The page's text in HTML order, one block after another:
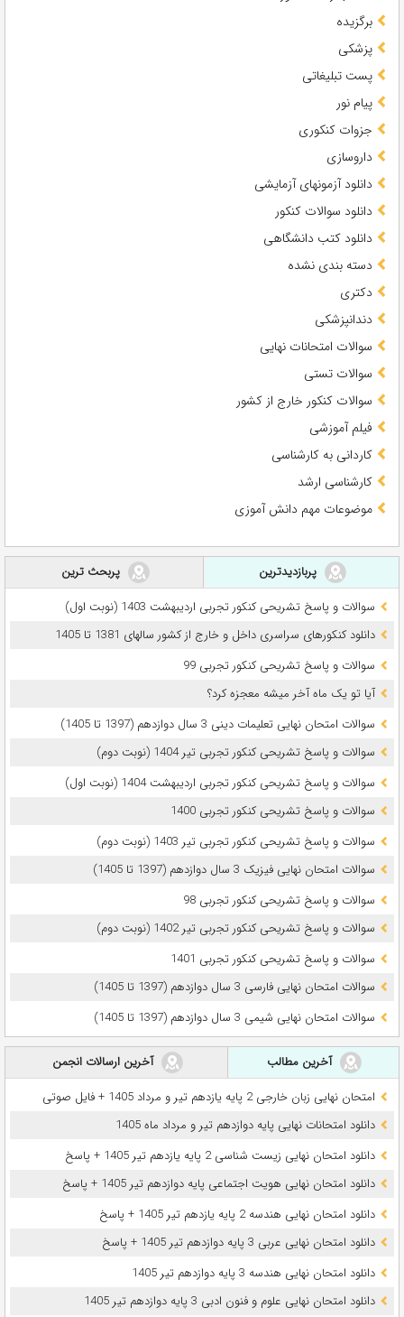
برگزیده
پزشکی
پست تبلیغاتی
پیام نور
جزوات کنکوری
داروسازی
دانلود آزمونهای آزمایشی
دانلود سوالات کنکور
دانلود کتب دانشگاهی
دسته بندی نشده
دکتری
دندانپزشکی
سوالات امتحانات نهایی
سوالات تستی
سوالات کنکور خارج از کشور
فیلم آموزشی
کاردانی به کارشناسی
کارشناسی ارشد
موضوعات مهم دانش آموزی
پربازدیدترین
پربحث ترین
سوالات و پاسخ تشریحی کنکور تجربی اردیبهشت 1403 (نوبت اول)
دانلود کنکورهای سراسری داخل و خارج از کشور سالهای 1381 تا 1405
سوالات و پاسخ تشریحی کنکور تجربی 99
آیا تو یک ماه آخر میشه معجزه کرد؟
سوالات امتحان نهایی تعلیمات دینی 3 سال دوازدهم (1397 تا 1405)
سوالات و پاسخ تشریحی کنکور تجربی تیر 1404 (نوبت دوم)
سوالات و پاسخ تشریحی کنکور تجربی اردیبهشت 1404 (نوبت اول)
سوالات و پاسخ تشریحی کنکور تجربی 1400
سوالات و پاسخ تشریحی کنکور تجربی تیر 1403 (نوبت دوم)
سوالات امتحان نهایی فیزیک 3 سال دوازدهم (1397 تا 1405)
سوالات و پاسخ تشریحی کنکور تجربی 98
سوالات و پاسخ تشریحی کنکور تجربی تیر 1402 (نوبت دوم)
سوالات و پاسخ تشریحی کنکور تجربی 1401
سوالات امتحان نهایی فارسی 3 سال دوازدهم (1397 تا 1405)
سوالات امتحان نهایی شیمی 3 سال دوازدهم (1397 تا 1405)
آخرین مطالب
آخرین ارسالات انجمن
امتحان نهایی زبان خارجی 2 پایه یازدهم تیر و مرداد 1405 + فایل صوتی
دانلود امتحانات نهایی پایه دوازدهم تیر و مرداد ماه 1405
دانلود امتحان نهایی زیست شناسی 2 پایه یازدهم تیر 1405 + پاسخ
دانلود امتحان نهایی هویت اجتماعی پایه دوازدهم تیر 1405 + پاسخ
دانلود امتحان نهایی هندسه 2 پایه یازدهم تیر 1405 + پاسخ
دانلود امتحان نهایی عربی 3 پایه دوازدهم تیر 1405 + پاسخ
دانلود امتحان نهایی هندسه 3 پایه دوازدهم تیر 1405
دانلود امتحان نهایی علوم و فنون ادبی 3 پایه دوازدهم تیر 1405